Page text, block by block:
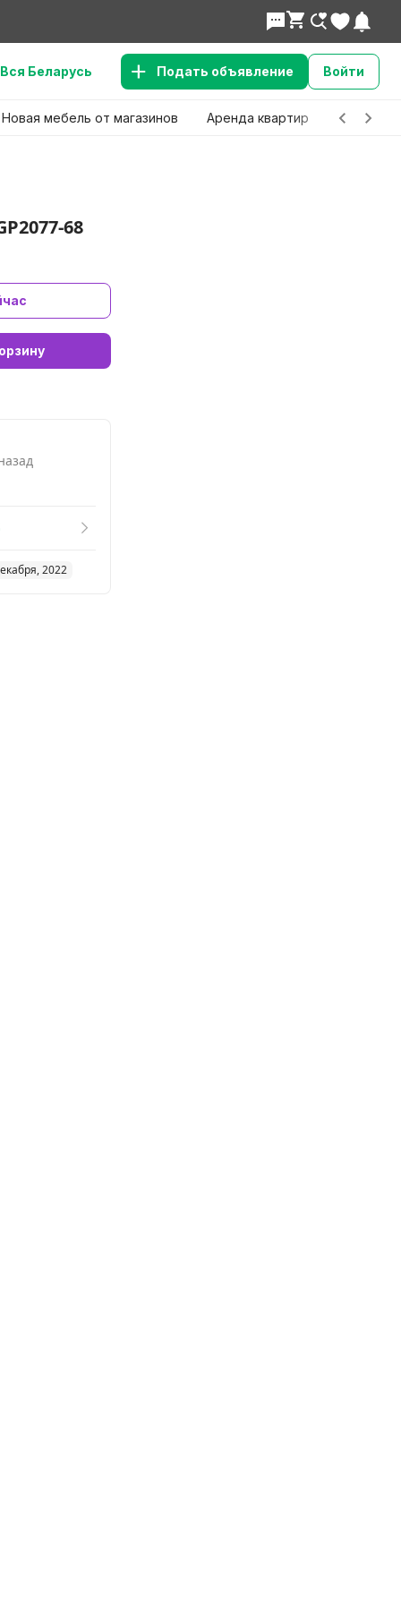
Вся Беларусь Подать объявление Войти
Новая мебель от магазинов Аренда квартир Детские
68
2022